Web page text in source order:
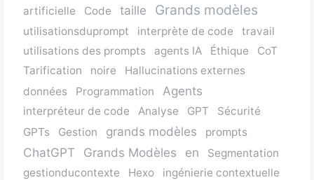
artificielle Code taille Grands modèles
utilisationsduprompt interprète de code
travail
utilisations des prompts
agents IA Éthique
CoT
Tarification
noire
Hallucinations externes
données
Programmation Agents
interpréteur de code Analyse GPT
Sécurité
GPTs
Gestion grands modèles prompts
ChatGPT Grands Modèles en
Segmentation
gestionducontexte
Hexo
ingénierie contextuelle